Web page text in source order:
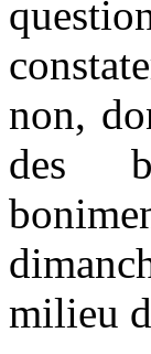
non,
des
milieu